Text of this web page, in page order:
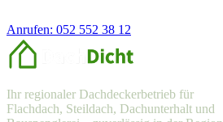
Anrufen: 052 552 38 12
Ihr regionaler Dachdeckerbetrieb für
Flachdach, Steildach, Dachunterhalt und